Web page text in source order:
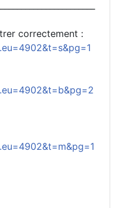
correctement :